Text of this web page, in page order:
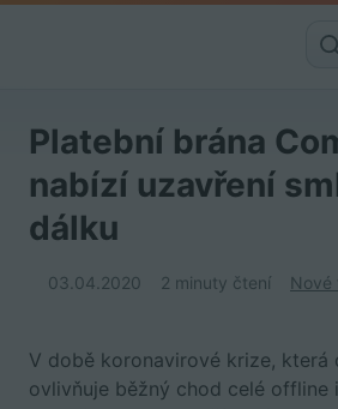
Platební brána
nabízí uzavření
dálku
03.04.2020 2 minuty čtení Nové
V době koronavirové krize, která
ovlivňuje běžný chod celé offline